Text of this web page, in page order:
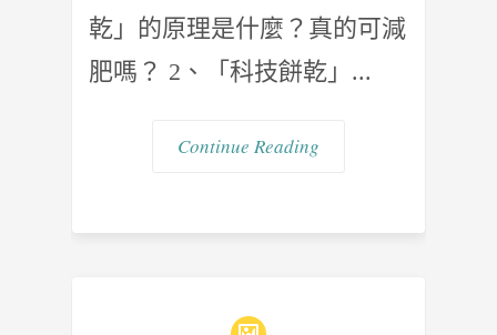
乾」的原理是什麼？真的可減
肥嗎？ 2、「科技餅乾」...
Continue Reading